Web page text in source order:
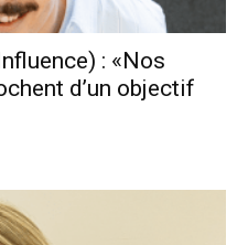
: «Nos
d’un objectif